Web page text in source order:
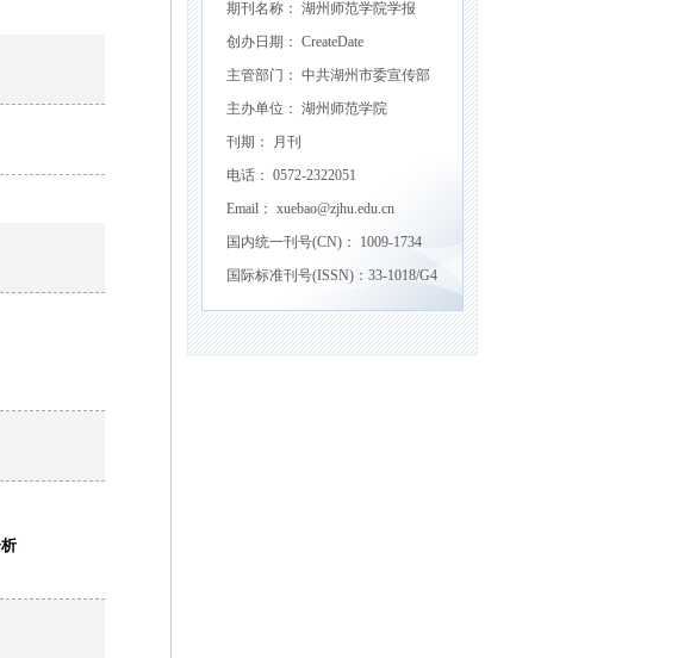
期刊名称： 湖州师范学院学报
创办日期： CreateDate
主管部门： 中共湖州市委宣传部
主办单位： 湖州师范学院
刊期： 月刊
电话： 0572-2322051
Email： xuebao@zjhu.edu.cn
国内统一刊号(CN)： 1009-1734
国际标准刊号(ISSN)：33-1018/G4